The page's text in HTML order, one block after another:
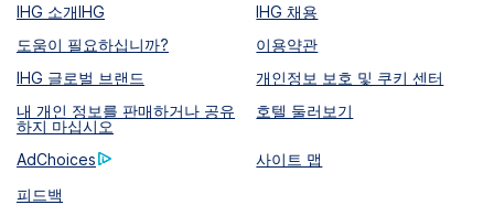
IHG 소개IHG
IHG 채용
도움이 필요하십니까?
이용약관
IHG 글로벌 브랜드
개인정보 보호 및 쿠키 센터
내 개인 정보를 판매하거나 공유
하지 마십시오
호텔 둘러보기
AdChoices
사이트 맵
피드백